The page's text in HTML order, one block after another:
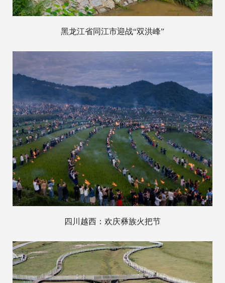
黑龙江省同江市迎战“双洪峰”
四川越西：欢庆彝族火把节